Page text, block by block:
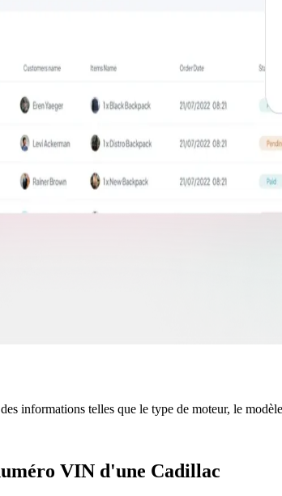
informations telles que le type de moteur, le
VIN d'une Cadillac